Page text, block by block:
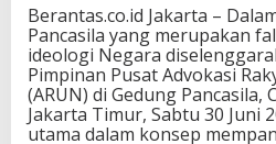
Berantas.co.id Jakarta –
Pancasila yang merupakan
ideologi Negara
Pimpinan Pusat Advokasi
(ARUN) di Gedung Pancasila,
Jakarta Timur, Sabtu 30 Juni
utama dalam konsep